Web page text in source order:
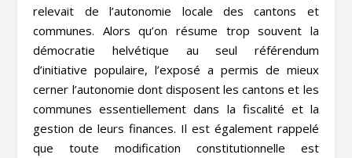
relevait de l’autonomie locale des cantons et
communes. Alors qu’on résume trop souvent la
démocratie helvétique au seul référendum
d’initiative populaire, l’exposé a permis de mieux
cerner l’autonomie dont disposent les cantons et les
communes essentiellement dans la fiscalité et la
gestion de leurs finances. Il est également rappelé
que toute modification constitutionnelle est